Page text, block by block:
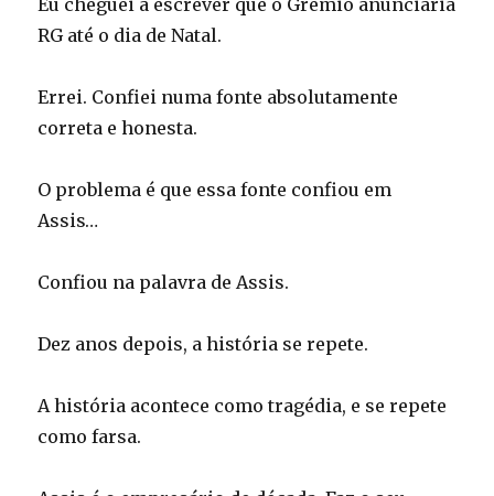
RG até o dia de Natal.
Errei. Confiei numa fonte absolutamente
correta e honesta.
O problema é que essa fonte confiou em
Assis…
Confiou na palavra de Assis.
Dez anos depois, a história se repete.
A história acontece como tragédia, e se repete
como farsa.